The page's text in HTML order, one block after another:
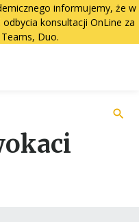
informujemy, że w
konsultacji OnLine za
Duo.
search